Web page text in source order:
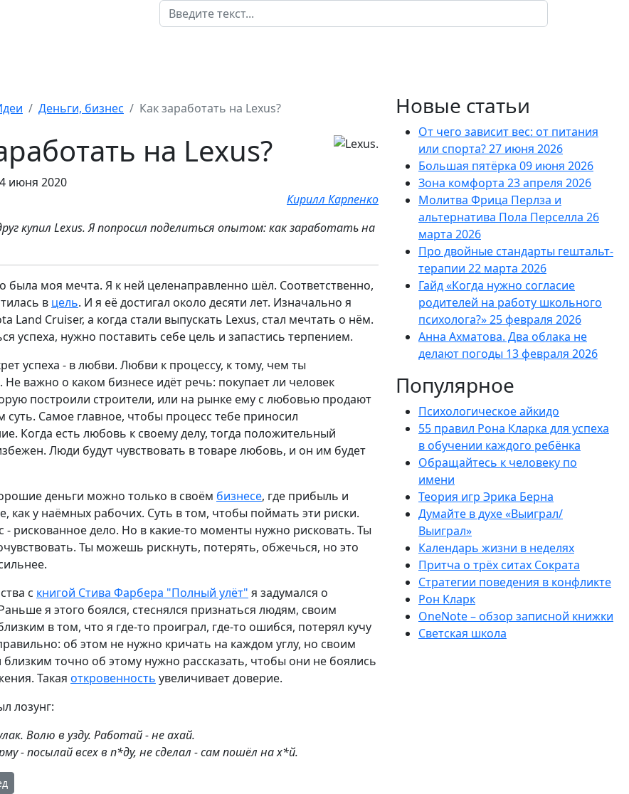
Поиск
Деньги, бизнес Как заработать на Lexus?
на Lexus?
июня 2020
Кирилл Карпенко
купил Lexus. Я попросил поделиться опытом: как заработать на
была моя мечта. Я к ней целенаправленно шёл. Соответственно,
в цель. И я её достигал около десяти лет. Изначально я
Land Cruiser, а когда стали выпускать Lexus, стал мечтать о нём.
успеха, нужно поставить себе цель и запастись терпением.
успеха - в любви. Любви к процессу, к тому, чем ты
важно о каком бизнесе идёт речь: покупает ли человек
построили строители, или на рынке ему с любовью продают
суть. Самое главное, чтобы процесс тебе приносил
Когда есть любовь к своему делу, тогда положительный
Люди будут чувствовать в товаре любовь, и он им будет
деньги можно только в своём бизнесе, где прибыль и
как у наёмных рабочих. Суть в том, чтобы поймать эти риски.
- рискованное дело. Но в какие-то моменты нужно рисковать. Ты
Ты можешь рискнуть, потерять, обжечься, но это
с книгой Стива Фарбера "Полный улёт" я задумался о
я этого боялся, стеснялся признаться людям, своим
в том, что я где-то проиграл, где-то ошибся, потерял кучу
об этом не нужно кричать на каждом углу, но своим
точно об этому нужно рассказать, чтобы они не боялись
Такая откровенность увеличивает доверие.
лозунг:
Волю в узду. Работай - не ахай.
- посылай всех в п*ду, не сделал - сам пошёл на х*й.
латте
Множественные источники дохода
Новые статьи
От чего зависит вес: от питания
или спорта?27 июня 2026
Большая пятёрка 09 июня 2026
Зона комфорта 23 апреля 2026
Молитва Фрица Перлза и
альтернатива Пола Перселла 26
марта 2026
Про двойные стандарты гештальт-
терапии 22 марта 2026
Гайд «Когда нужно согласие
родителей на работу школьного
психолога?»25 февраля 2026
Анна Ахматова. Два облака не
делают погоды 13 февраля 2026
Популярное
Психологическое айкидо
55 правил Рона Кларка для успеха
в обучении каждого ребёнка
Обращайтесь к человеку по
имени
Теория игр Эрика Берна
Думайте в духе «Выиграл/
Выиграл»
Календарь жизни в неделях
Притча о трёх ситах Сократа
Стратегии поведения в конфликте
Рон Кларк
OneNote – обзор записной книжки
Светская школа